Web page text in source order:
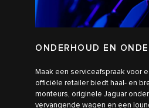
ONDERHOUD EN
Maak een serviceafspraak voor
officiële retailer biedt haal- en
monteurs, originele Jaguar
vervangende wagen en een